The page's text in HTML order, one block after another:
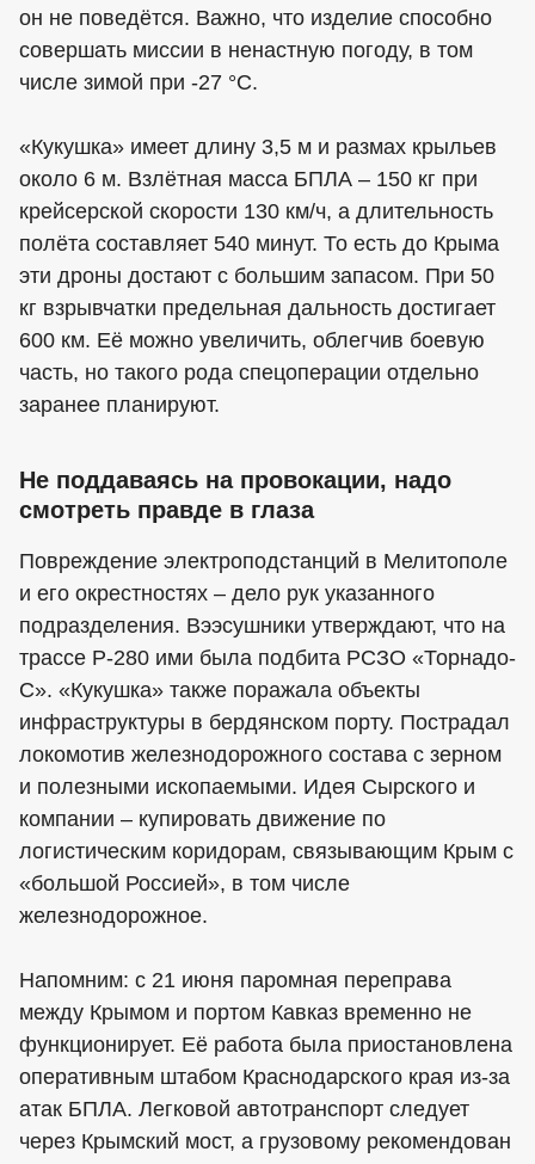
он не поведётся. Важно, что изделие способно
совершать миссии в ненастную погоду, в том
числе зимой при -27 °С.
«Кукушка» имеет длину 3,5 м и размах крыльев
около 6 м. Взлётная масса БПЛА – 150 кг при
крейсерской скорости 130 км/ч, а длительность
полёта составляет 540 минут. То есть до Крыма
эти дроны достают с большим запасом. При 50
кг взрывчатки предельная дальность достигает
600 км. Её можно увеличить, облегчив боевую
часть, но такого рода спецоперации отдельно
заранее планируют.
Не поддаваясь на провокации, надо
смотреть правде в глаза
Повреждение электроподстанций в Мелитополе
и его окрестностях – дело рук указанного
подразделения. Вээсушники утверждают, что на
трассе Р-280 ими была подбита РСЗО «Торнадо-
С». «Кукушка» также поражала объекты
инфраструктуры в бердянском порту. Пострадал
локомотив железнодорожного состава с зерном
и полезными ископаемыми. Идея Сырского и
компании – купировать движение по
логистическим коридорам, связывающим Крым с
«большой Россией», в том числе
железнодорожное.
Напомним: с 21 июня паромная переправа
между Крымом и портом Кавказ временно не
функционирует. Её работа была приостановлена
оперативным штабом Краснодарского края из-за
атак БПЛА. Легковой автотранспорт следует
через Крымский мост, а грузовому рекомендован